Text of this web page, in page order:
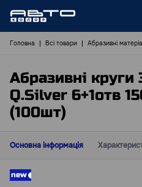
Головна Всі товари Абразивні
Абразивні круги
Q.Silver 6+1отв
(100шт)
Основна інформація
new